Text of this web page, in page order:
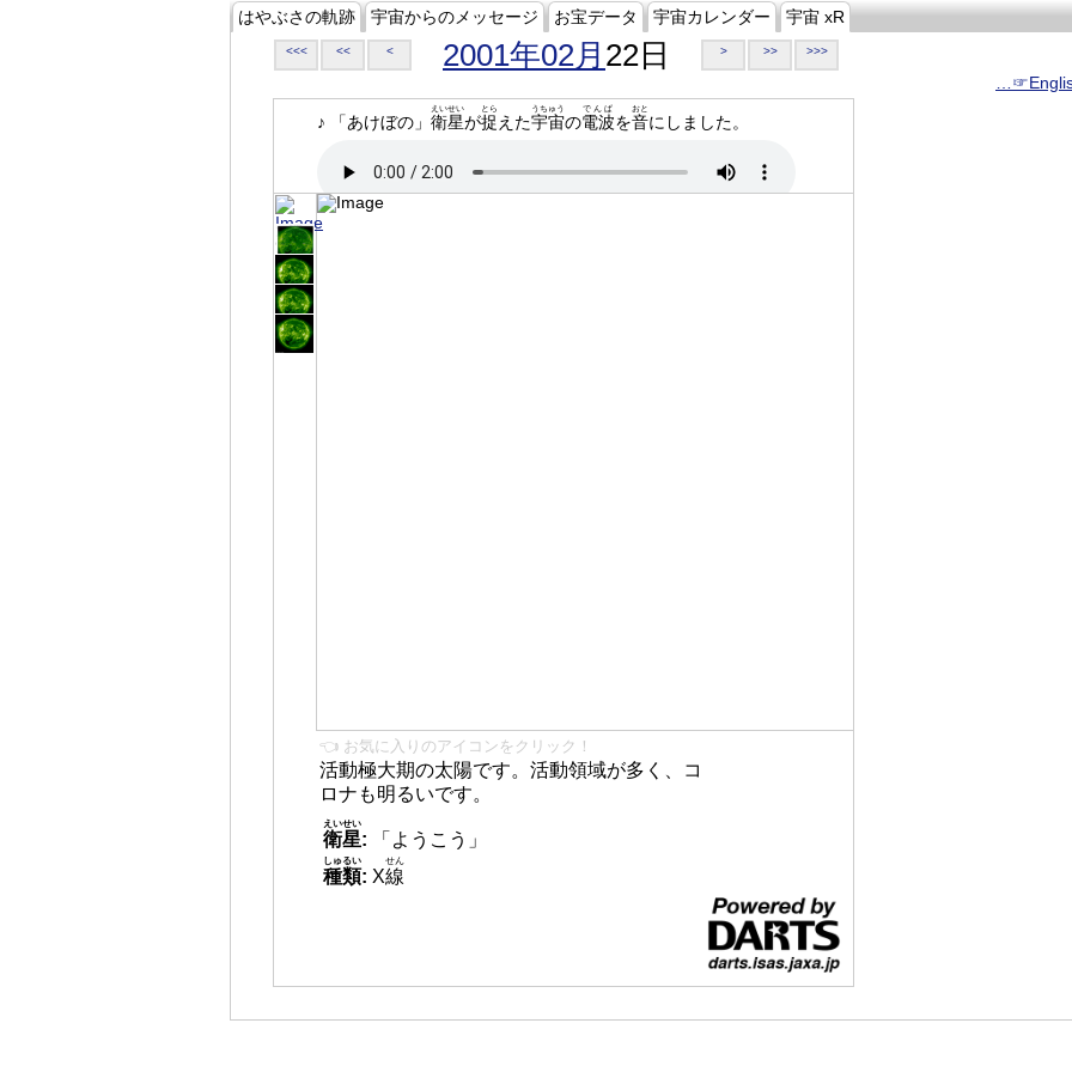
はやぶさの軌跡 宇宙からのメッセージ お宝データ 宇宙カレンダー 宇宙 xR
<<< << < 2001年02月 22日 > >> >>>
♪ 「あけぼの」 衛星
えいせい
が捉
とら
えた宇宙
うちゅう
の電波
でんぱ
を音
おと
にしました。
👈 お気に入りのアイコンをクリック！
活動極大期の太陽です。活動領域が多く、コ
ロナも明るいです。
衛星
えいせい
:
「ようこう」
種類
しゅるい
: X線
せん